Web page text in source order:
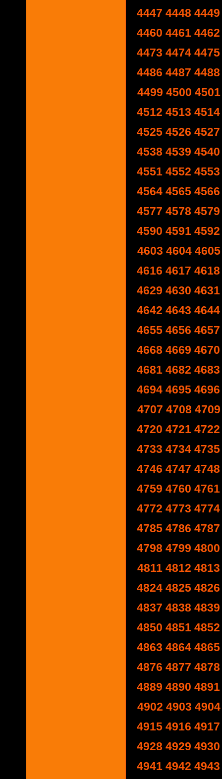
4447 4448 4449
4460 4461 4462
4473 4474 4475
4486 4487 4488
4499 4500 4501
4512 4513 4514
4525 4526 4527
4538 4539 4540
4551 4552 4553
4564 4565 4566
4577 4578 4579
4590 4591 4592
4603 4604 4605
4616 4617 4618
4629 4630 4631
4642 4643 4644
4655 4656 4657
4668 4669 4670
4681 4682 4683
4694 4695 4696
4707 4708 4709
4720 4721 4722
4733 4734 4735
4746 4747 4748
4759 4760 4761
4772 4773 4774
4785 4786 4787
4798 4799 4800
4811 4812 4813
4824 4825 4826
4837 4838 4839
4850 4851 4852
4863 4864 4865
4876 4877 4878
4889 4890 4891
4902 4903 4904
4915 4916 4917
4928 4929 4930
4941 4942 4943